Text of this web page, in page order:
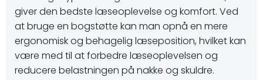
giver den bedste læseoplevelse og komfort. Ved
at bruge en bogstøtte kan man opnå en mere
ergonomisk og behagelig læseposition, hvilket kan
være med til at forbedre læseoplevelsen og
reducere belastningen på nakke og skuldre.